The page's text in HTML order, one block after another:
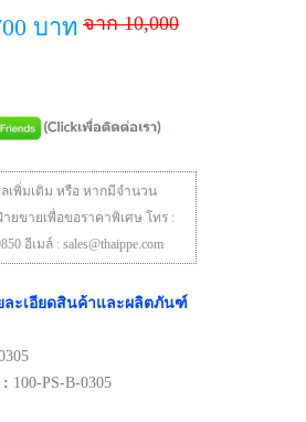
บาท จาก 10,000
เพิ่มเติม หรือ หากมีจำนวน
ยขายเพื่อขอราคาพิเศษ โทร :
อีเมล์ : sales@thaippe.com
ละเอียดสินค้าและผลิตภันฑ์
: 100-PS-B-0305